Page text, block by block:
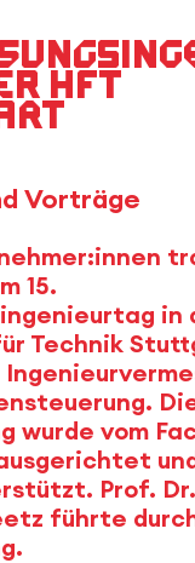
HFT
Vorträge
15.
in
Technik
wurde vom
Prof.
führte